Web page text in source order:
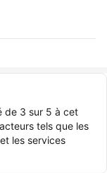
de 3 sur 5 à cet
tels que les
les services